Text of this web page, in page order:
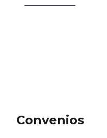
Convenios